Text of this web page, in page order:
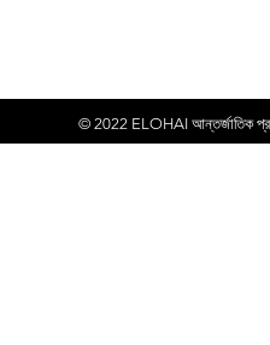
© 2022 ELOHAI আন্তর্জাতিক